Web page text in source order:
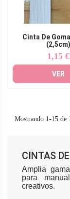
Cinta De
(2,5cm)
1,15 €
VER
Mostrando 1-15 de
CINTAS
Amplia
para
creativos.